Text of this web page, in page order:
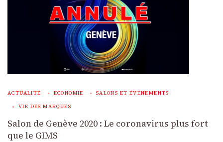
ACTUALITÉ ECONOMIE SALONS ET ÉVÉNEMENTS
VIE DES MARQUES
Salon de Genève 2020 : Le coronavirus plus fort
que le GIMS